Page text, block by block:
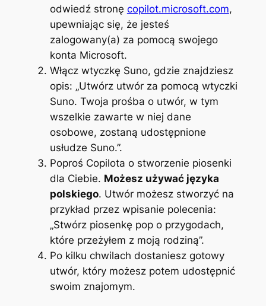
odwiedź stronę copilot.microsoft.com,
upewniając się, że jesteś
zalogowany(a) za pomocą swojego
konta Microsoft.
Włącz wtyczkę Suno, gdzie znajdziesz
opis: „Utwórz utwór za pomocą wtyczki
Suno. Twoja prośba o utwór, w tym
wszelkie zawarte w niej dane
osobowe, zostaną udostępnione
usłudze Suno.”.
Poproś Copilota o stworzenie piosenki
dla Ciebie. Możesz używać języka
polskiego. Utwór możesz stworzyć na
przykład przez wpisanie polecenia:
„Stwórz piosenkę pop o przygodach,
które przeżyłem z moją rodziną”.
Po kilku chwilach dostaniesz gotowy
utwór, który możesz potem udostępnić
swoim znajomym.